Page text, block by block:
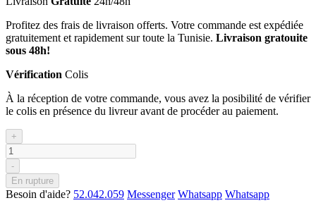
Profitez des frais de livraison offerts. Votre commande est expédiée
gratuitement et rapidement sur toute la Tunisie. Livraison gratouite
sous 48h!
Vérification Colis
À la réception de votre commande, vous avez la posibilité de vérifier
le colis en présence du livreur avant de procéder au paiement.
+
-
En rupture
Besoin d'aide? 52.042.059 Messenger Whatsapp Whatsapp